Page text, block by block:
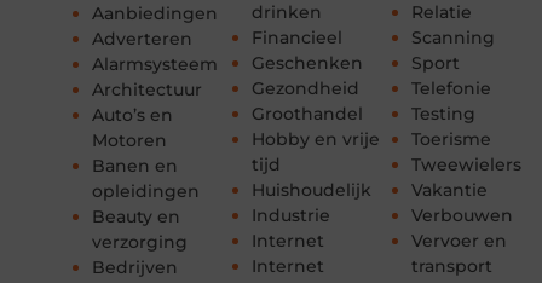
Aanbiedingen
Adverteren
Alarmsysteem
Architectuur
Auto’s en
Motoren
Banen en
opleidingen
Beauty en
verzorging
Bedrijven
drinken
Financieel
Geschenken
Gezondheid
Groothandel
Hobby en vrije
tijd
Huishoudelijk
Industrie
Internet
Internet
Relatie
Scanning
Sport
Telefonie
Testing
Toerisme
Tweewielers
Vakantie
Verbouwen
Vervoer en
transport